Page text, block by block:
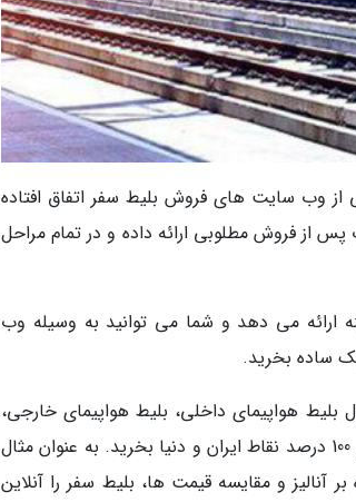
وب سایت های فروش بلیط سفر اتفاق افتاده
از فروش مطلوبی ارائه داده و در تمام مراحل
ارائه می دهد و شما می توانید به وسیله وب
ساده بخرید.
هواپیمای داخلی، بلیط هواپیمای خارجی،
بلیط قطار و بلیط اتوبوس را در کوتاه ترین زمان ممکن و با چند کلیک، برای 100 درصد نقاط ایران و دنیا بخرید. به عنوان مثال
آنالیز و مقایسه قیمت ها، بلیط سفر را آنلاین